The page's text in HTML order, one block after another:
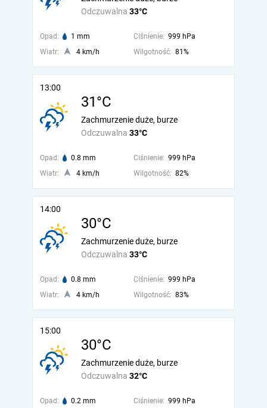
Odczuwalna 33°C
Opad: 1 mm Ciśnienie: 999 hPa
Wiatr:
4 km/h Wilgotność: 81%
13:00
31°C
Odczuwalna 33°C
Zachmurzenie duże, burze
Opad: 0.8 mm Ciśnienie: 999 hPa
Wiatr:
4 km/h Wilgotność: 82%
14:00
30°C
Odczuwalna 33°C
Zachmurzenie duże, burze
Opad: 0.8 mm Ciśnienie: 999 hPa
Wiatr:
4 km/h Wilgotność: 83%
15:00
30°C
Odczuwalna 32°C
Zachmurzenie duże, burze
Opad: 0.2 mm Ciśnienie: 999 hPa